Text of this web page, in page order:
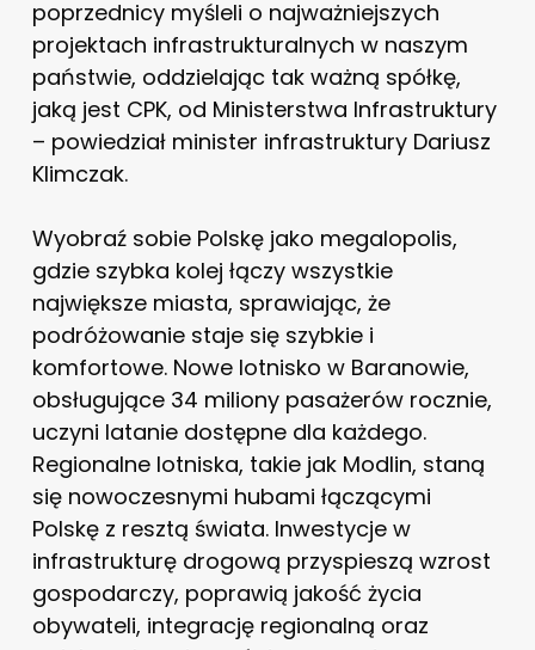
poprzednicy myśleli o najważniejszych
projektach infrastrukturalnych w naszym
państwie, oddzielając tak ważną spółkę,
jaką jest CPK, od Ministerstwa Infrastruktury
– powiedział minister infrastruktury Dariusz
Klimczak.
Wyobraź sobie Polskę jako megalopolis,
gdzie szybka kolej łączy wszystkie
największe miasta, sprawiając, że
podróżowanie staje się szybkie i
komfortowe. Nowe lotnisko w Baranowie,
obsługujące 34 miliony pasażerów rocznie,
uczyni latanie dostępne dla każdego.
Regionalne lotniska, takie jak Modlin, staną
się nowoczesnymi hubami łączącymi
Polskę z resztą świata. Inwestycje w
infrastrukturę drogową przyspieszą wzrost
gospodarczy, poprawią jakość życia
obywateli, integrację regionalną oraz